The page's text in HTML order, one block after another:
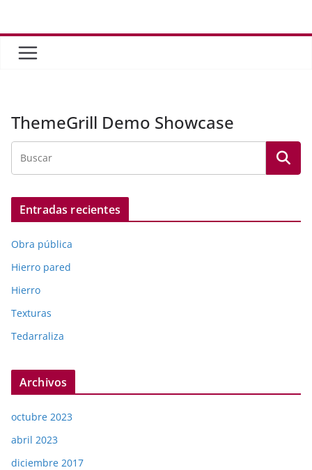
contenido
ThemeGrill Demo Showcase
Entradas recientes
Obra pública
Hierro pared
Hierro
Texturas
Tedarraliza
Archivos
octubre 2023
abril 2023
diciembre 2017